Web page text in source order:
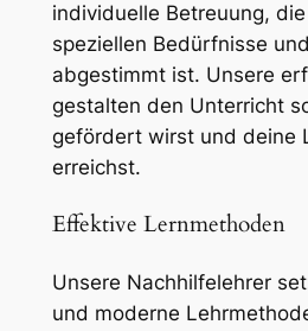
individuelle Betreuung,
speziellen Bedürfnisse
abgestimmt ist. Unsere
gestalten den Unterricht
gefördert wirst und deine
erreichst.
Effektive Lernmethoden
Unsere Nachhilfelehrer
und moderne